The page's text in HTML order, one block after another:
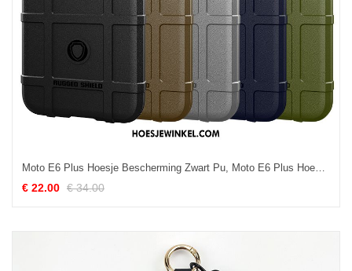
Moto E6 Plus Hoesje Bescherming Zwart Pu, Moto E6 Plus Hoesje Zacht Hoes
€ 22.00 € 34.00